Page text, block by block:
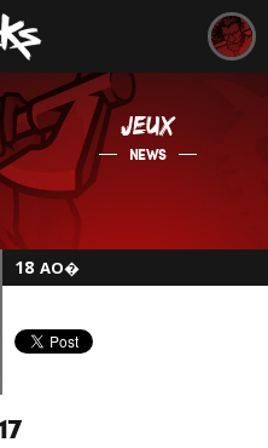
JEUX
NEWS
18 AO�